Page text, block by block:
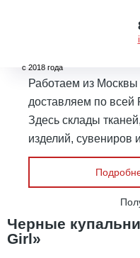
с 2018 года
Работаем из
доставляем по всей
Здесь склады
изделий, сувениров
Черные
Girl»